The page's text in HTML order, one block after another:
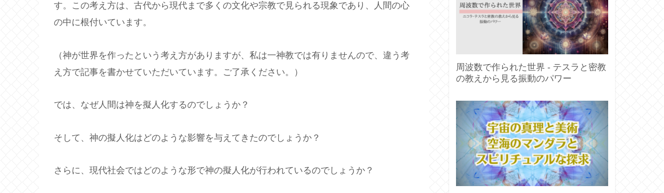
す。この考え方は、古代から現代まで多くの文化や宗教で見られる現象であり、人間の心
の中に根付いています。
（神が世界を作ったという考え方がありますが、私は一神教では有りませんので、違う考
え方で記事を書かせていただいています。ご了承ください。）
では、なぜ人間は神を擬人化するのでしょうか？
そして、神の擬人化はどのような影響を与えてきたのでしょうか？
さらに、現代社会ではどのような形で神の擬人化が行われているのでしょうか？
周波数で作られた世界 - テスラと密教
の教えから見る振動のパワー